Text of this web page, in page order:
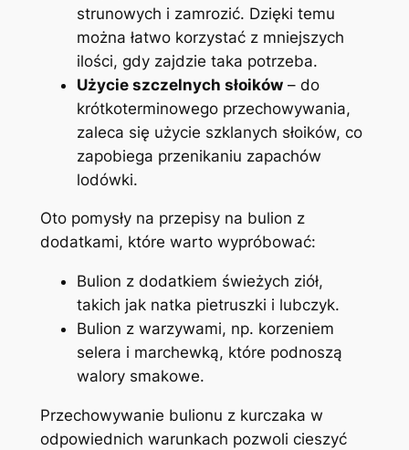
strunowych i zamrozić. Dzięki temu
można łatwo korzystać z mniejszych
ilości, gdy zajdzie taka potrzeba.
Użycie szczelnych słoików– do
krótkoterminowego przechowywania,
zaleca się użycie szklanych słoików, co
zapobiega przenikaniu zapachów
lodówki.
Oto pomysły na przepisy na bulion z
dodatkami, które warto wypróbować:
Bulion z dodatkiem świeżych ziół,
takich jak natka pietruszki i lubczyk.
Bulion z warzywami, np. korzeniem
selera i marchewką, które podnoszą
walory smakowe.
Przechowywanie bulionu z kurczaka w
odpowiednich warunkach pozwoli cieszyć